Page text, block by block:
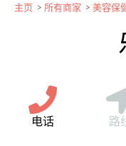
主页 > 所有商家 > 美容保
电话 路